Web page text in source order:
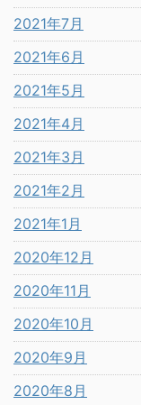
2021年7月
2021年6月
2021年5月
2021年4月
2021年3月
2021年2月
2021年1月
2020年12月
2020年11月
2020年10月
2020年9月
2020年8月